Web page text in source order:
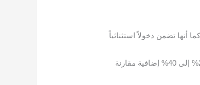
أنها تضمن دخولاً استثنائياً
ترتفع قيمته بنسبة تتراوح بين 25% إلى 40% إضافية مقارنة